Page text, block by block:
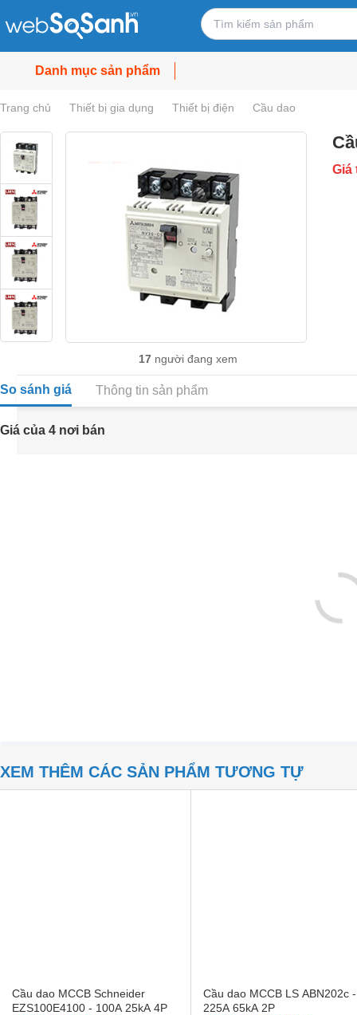
Danh mục sản phẩm
Trang chủ Thiết bị gia dụng Thiết bị điện Cầu dao
17 người đang xem
Giá
So sánh giá Thông tin sản phẩm
Giá của 4 nơi bán
XEM THÊM CÁC SẢN PHẨM TƯƠNG TỰ
Cầu dao MCCB Schneider
EZS100E4100 - 100A 25kA 4P
Cầu dao MCCB LS ABN202c -
225A 65kA 2P